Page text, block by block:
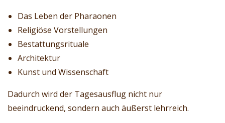
Das Leben der Pharaonen
Religiöse Vorstellungen
Bestattungsrituale
Architektur
Kunst und Wissenschaft
Dadurch wird der Tagesausflug nicht nur
beeindruckend, sondern auch äußerst lehrreich.